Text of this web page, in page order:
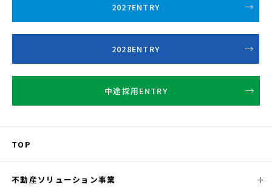
2027ENTRY
2028ENTRY
中途採用ENTRY
TOP
不動産ソリューション事業